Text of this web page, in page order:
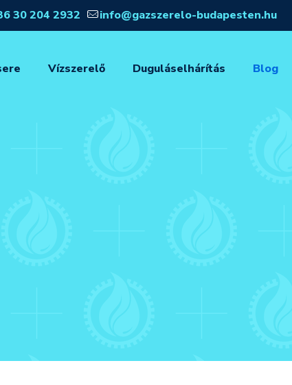
30 204 2932 info@gazszerelo-budapesten.hu
Vízszerelő Duguláselhárítás Blog